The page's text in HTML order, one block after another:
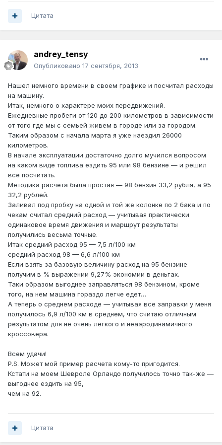
Цитата
andrey_tensy
Опубликовано 17 сентября, 2013
Нашел немного времени в своем графике и посчитал расходы
на машину.
Итак, немного о характере моих передвижений.
Ежедневные пробеги от 120 до 200 километров в зависимости
от того где мы с семьей живем в городе или за городом.
Таким образом с начала марта я уже наездил 26000
километров.
В начале эксплуатации достаточно долго мучился вопросом
на каком виде топлива ездить 95 или 98 бензине — и решил
все посчитать.
Методика расчета была простая — 98 бензин 33,2 рубля, а 95
32,2 рублей.
Заливал под пробку на одной и той же колонке по 2 бака и по
чекам считал средний расход — учитывая практически
одинаковое время движения и маршрут результаты
получились весьма точные.
Итак средний расход 95 — 7,5 л/100 км
средний расход 98 — 6,6 л/100 км
Если взять за базовую величину расход на 95 бензине
получим в % выражении 9,27% экономии в деньгах.
Таки образом выгоднее заправляться 98 бензином, кроме
того, на нем машина гораздо легче едет…
А теперь о среднем расходе — учитывая все заправки у меня
получилось 6,9 л/100 км в среднем, что считаю отличным
результатом для не очень легкого и неаэродинамичного
кроссовера.
Всем удачи!
P.S. Может мой пример расчета кому-то пригодится.
Кстати на моем Шевроле Орландо получилось точно так-же —
выгоднее ездить на 95,
чем на 92.
Цитата